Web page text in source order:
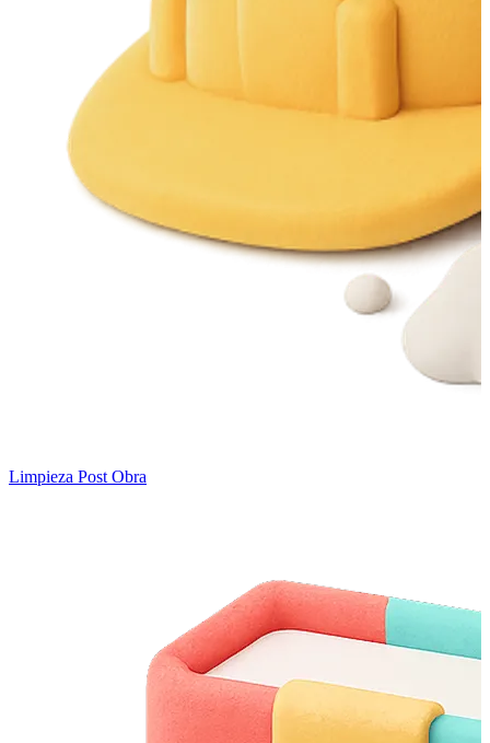
Limpieza Post Obra